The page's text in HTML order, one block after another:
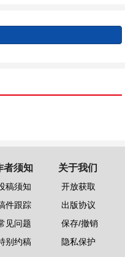
者须知
稿须知
件跟踪
见问题
别约稿
关于我们
开放获取
出版协议
保存/撤销
隐私保护